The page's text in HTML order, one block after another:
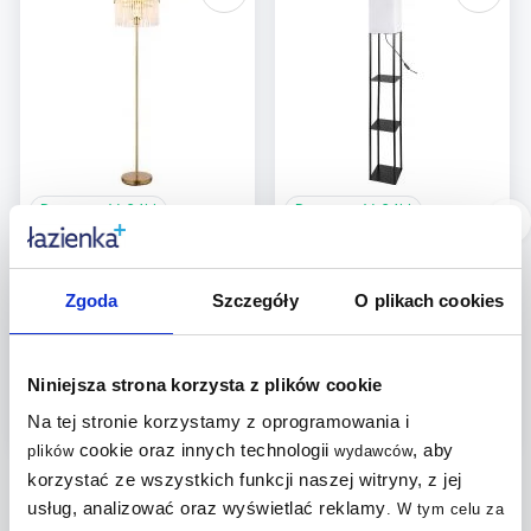
Zgoda Szczegóły O plikach cookies
Niniejsza strona korzysta z plików cookie
Na tej stronie korzystamy z oprogramowania i
plikówcookie oraz innych technologii wydawców, aby
korzystać ze wszystkich funkcji naszej witryny, z jej
usług, analizować oraz wyświetlać reklamy. W tym celu za
Globo Lighting Gorley
lampa stojąca 1x60 W
biała-przezroczysta-
307
Cena kat.:
stojąca 1x40 W
biała/czarna 74191
179